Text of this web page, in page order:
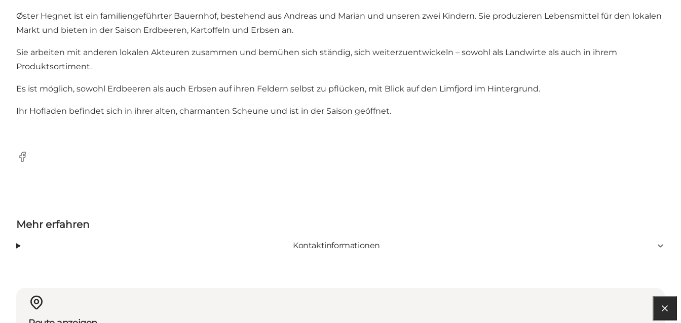
Øster Hegnet ist ein familiengeführter Bauernhof, bestehend aus Andreas und Marian und unseren zwei Kindern. Sie produzieren Lebensmittel für den lokalen
Markt und bieten in der Saison Erdbeeren, Kartoffeln und Erbsen an.
Sie arbeiten mit anderen lokalen Akteuren zusammen und bemühen sich ständig, sich weiterzuentwickeln – sowohl als Landwirte als auch in ihrem
Produktsortiment.
Es ist möglich, sowohl Erdbeeren als auch Erbsen auf ihren Feldern selbst zu pflücken, mit Blick auf den Limfjord im Hintergrund.
Ihr Hofladen befindet sich in ihrer alten, charmanten Scheune und ist in der Saison geöffnet.
Facebook
Mehr erfahren
Kontaktinformationen